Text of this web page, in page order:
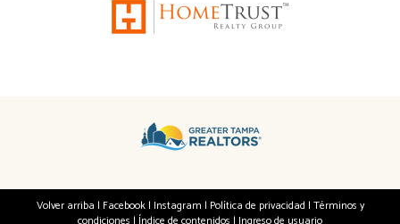
Volver arriba | Facebook| Instagram | Política de privacidad | Términos y